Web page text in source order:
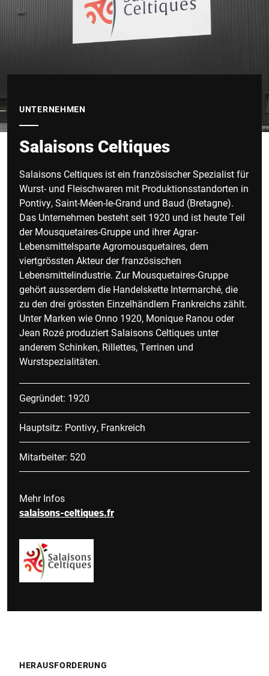
UNTERNEHMEN
Salaisons Celtiques
Salaisons Celtiques ist ein französischer Spezialist für
Wurst- und Fleischwaren mit Produktionsstandorten in
Pontivy, Saint-Méen-le-Grand und Baud (Bretagne).
Das Unternehmen besteht seit 1920 und ist heute Teil
der Mousquetaires-Gruppe und ihrer Agrar-
Lebensmittelsparte Agromousquetaires, dem
viertgrössten Akteur der französischen
Lebensmittelindustrie. Zur Mousquetaires-Gruppe
gehört ausserdem die Handelskette Intermarché, die
zu den drei grössten Einzelhändlern Frankreichs zählt.
Unter Marken wie Onno 1920, Monique Ranou oder
Jean Rozé produziert Salaisons Celtiques unter
anderem Schinken, Rillettes, Terrinen und
Wurstspezialitäten.
Gegründet: 1920
Hauptsitz: Pontivy, Frankreich
Mitarbeiter: 520
Mehr Infos
salaisons-celtiques.fr
HERAUSFORDERUNG